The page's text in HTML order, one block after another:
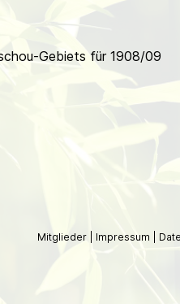
Gebiets für 1908/09
Mitglieder Impressum